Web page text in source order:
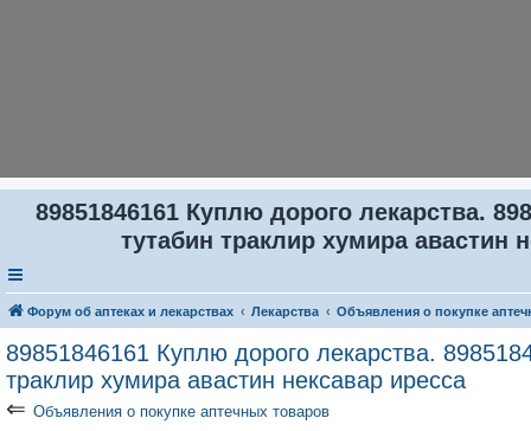
89851846161 Куплю дорого лекарства.
тутабин траклир хумира авастин
Форум об аптеках и лекарствах Лекарства Объявления о покупке
89851846161 Куплю дорого лекарства.
траклир хумира авастин нексавар иресса
⇐ Объявления о покупке аптечных товаров